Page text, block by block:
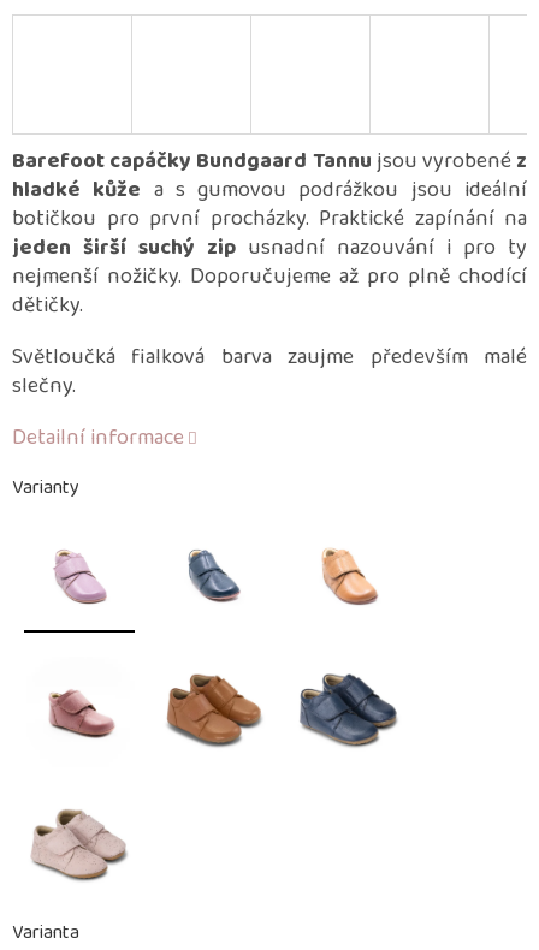
Varianty
Varianta
Barefoot capáčky Bundgaard Tannujsou vyrobené z
hladké kůže a s gumovou podrážkou jsou ideální
botičkou pro první procházky. Praktické zapínání na
jeden širší suchý zip usnadní nazouvání i pro ty
nejmenší nožičky. Doporučujeme až pro plně chodící
dětičky.
Světloučká fialková barva zaujme především malé
slečny.
Detailní informace